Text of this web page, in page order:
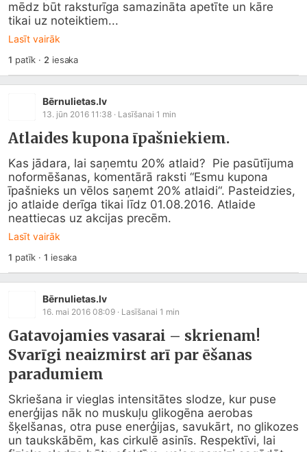
mēdz būt raksturīga samazināta apetīte un kāre
tikai uz noteiktiem...
Lasīt vairāk
1 patīk · 2 iesaka
Bērnulietas.lv
13. jūn 2016 11:38 · Lasīšanai 1 min
Atlaides kupona īpašniekiem.
Kas jādara, lai saņemtu 20% atlaid?  Pie pasūtījuma
noformēšanas, komentārā raksti “Esmu kupona
īpašnieks un vēlos saņemt 20% atlaidi“. Pasteidzies,
jo atlaide derīga tikai līdz 01.08.2016. Atlaide
neattiecas uz akcijas precēm.
Lasīt vairāk
1 patīk ·1 iesaka
Bērnulietas.lv
16. mai 2016 08:09 · Lasīšanai 1 min
Gatavojamies vasarai – skrienam!
Svarīgi neaizmirst arī par ēšanas
paradumiem
Skriešana ir vieglas intensitātes slodze, kur puse
enerģijas nāk no muskuļu glikogēna aerobas
šķelšanas, otra puse enerģijas, savukārt, no glikozes
un taukskābēm, kas cirkulē asinīs. Respektīvi, lai